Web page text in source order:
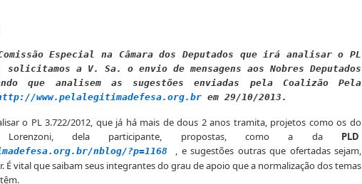
Especial na Câmara dos Deputados que irá analisar o PL
solicitamos a V. Sa. o envio de mensagens aos Nobres Deputados
que analisem as sugestões enviadas pela Coalizão Pela
www.pelalegitimadefesa.org.br em 29/10/2013.
o PL 3.722/2012, que já há mais de dous 2 anos tramita, projetos como os do
Lorenzoni, dela participante, propostas, como a da PLD
nblog/?p=1168
, e sugestões outras que ofertadas sejam,
É vital que saibam seus integrantes do grau de apoio que a normalização dos temas